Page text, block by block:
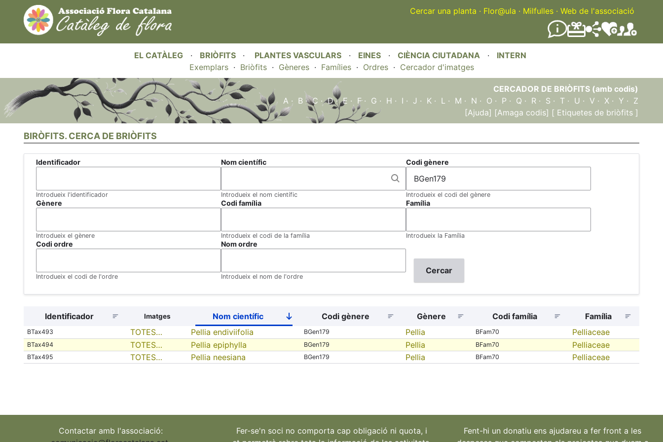
Cercar una planta · Flor@ula · Milfulles · Web de l'associació
EL CATÀLEG · BRIÒFITS · PLANTES VASCULARS · EINES · CIÈNCIA CIUTADANA · INTERN
Exemplars· Briòfits· Gèneres· Famílies· Ordres· Cercador d'imatges
CERCADOR DE BRIÒFITS (amb codis)
A · B ·C ·D·E · F· G · H · I · J · K · L · M · N · O · P · Q · R · S · T · U · V · X · Y · Z
[Ajuda] [Amaga codis] [ Etiquetes de briòfits ]
BIRÒFITS. CERCA DE BRIÒFITS
Identificador
Introdueix l'identificador
Nom científic
Introdueix el nom científic
Codi gènere
Introdueix el codi del gènere
Gènere
Introdueix el gènere
Codi família
Introdueix el codi de la família
Família
Introdueix la Família
Codi ordre
Introdueix el codi de l'ordre
Nom ordre
Introdueix el nom de l'ordre
Identificador Imatges Nom científic
Sort
descending
Codi gènere Gènere Codi família Família
BTax493 TOTES… Pellia endiviifolia BGen179 Pellia BFam70 Pelliaceae
BTax494 TOTES… Pellia epiphylla BGen179 Pellia BFam70 Pelliaceae
BTax495 TOTES… Pellia neesiana BGen179 Pellia BFam70 Pelliaceae
Contactar amb l'associació:
Fer-se'n soci no comporta cap obligació ni quota, i
Fent-hi un donatiu ens ajudareu a fer front a les